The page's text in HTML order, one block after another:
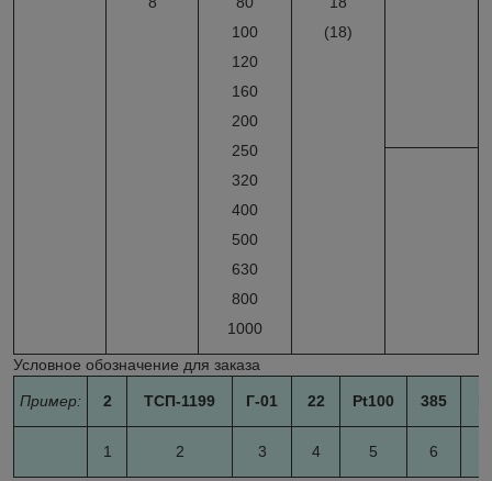
100
120
160
200
250
320
400
500
630
800
1000
(18)
Условное обозначение для заказа
Пример: 2 ТСП-1199 Г-01 22 Pt100 385
1 2 3 4 5 6